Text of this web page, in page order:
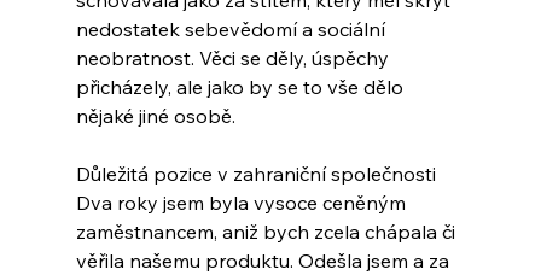
nedostatek sebevědomí a sociální
neobratnost. Věci se děly, úspěchy
přicházely, ale jako by se to vše dělo
nějaké jiné osobě.
Důležitá pozice v zahraniční společnosti
Dva roky jsem byla vysoce ceněným
zaměstnancem, aniž bych zcela chápala či
věřila našemu produktu. Odešla jsem a za